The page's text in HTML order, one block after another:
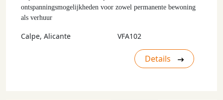
ontspanningsmogelijkheden voor zowel permanente bewoning
als verhuur
Calpe, Alicante VFA102
Details